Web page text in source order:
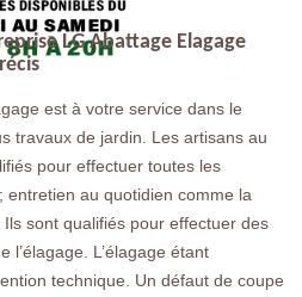
LG Abattage Elagage
est à votre service dans le
travaux de jardin. Les artisans au
pour effectuer toutes les
entretien au quotidien comme la
sont qualifiés pour effectuer des
l’élagage. L’élagage étant
technique. Un défaut de coupe